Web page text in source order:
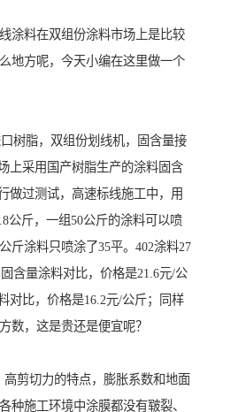
涂料在双组份涂料市场上是比较
地方呢，今天小编在这里做一个
树脂，双组份划线机，固含量接
上采用国产树脂生产的涂料固含
做过测试，高速标线施工中，用
公斤，一组50公斤的涂料可以喷
斤涂料只喷涂了35平。402涂料27
含量涂料对比，价格是21.6元/公
对比，价格是16.2元/公斤；同样
数，这是贵还是便宜呢？
剪切力的特点，膨胀系数和地面
种施工环境中涂膜都没有皲裂、